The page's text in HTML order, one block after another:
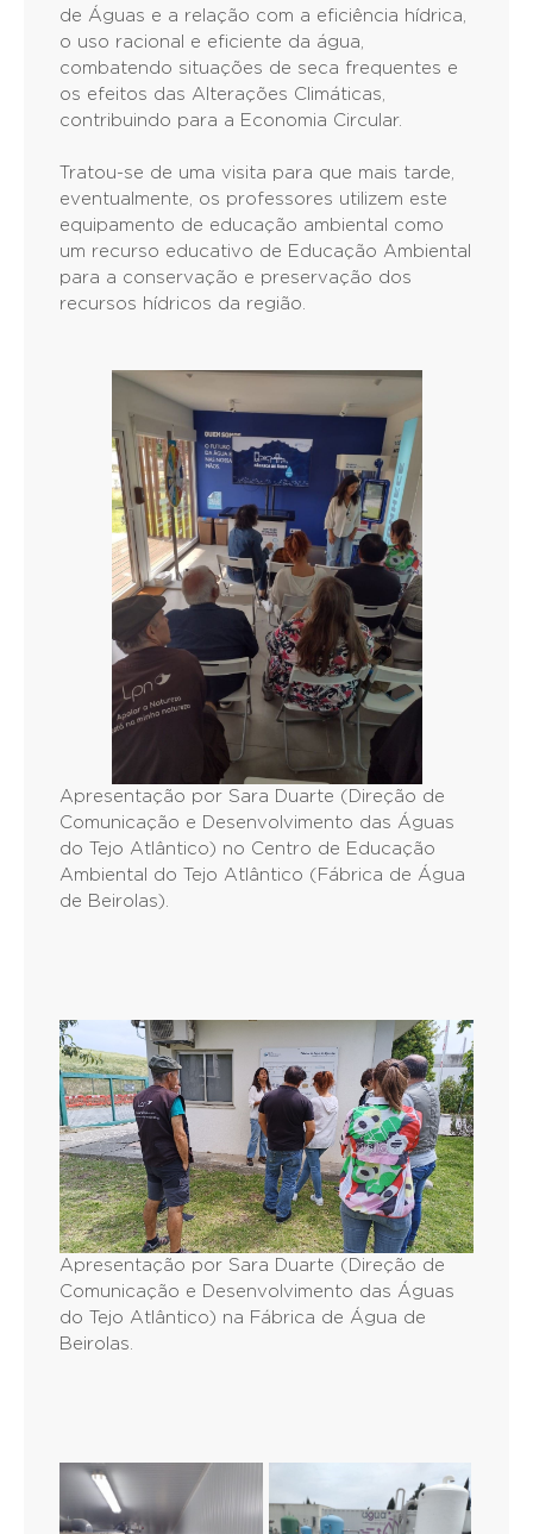
de Águas e a relação com a eficiência hídrica,
o uso racional e eficiente da água,
combatendo situações de seca frequentes e
os efeitos das Alterações Climáticas,
contribuindo para a Economia Circular.
Tratou-se de uma visita para que mais tarde,
eventualmente, os professores utilizem este
equipamento de educação ambiental como
um recurso educativo de Educação Ambiental
para a conservação e preservação dos
recursos hídricos da região.
Apresentação por Sara Duarte (Direção de
Comunicação e Desenvolvimento das Águas
do Tejo Atlântico) no Centro de Educação
Ambiental do Tejo Atlântico (Fábrica de Água
de Beirolas).
Apresentação por Sara Duarte (Direção de
Comunicação e Desenvolvimento das Águas
do Tejo Atlântico) na Fábrica de Água de
Beirolas.